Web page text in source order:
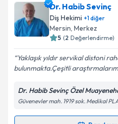
Uzm. Dt. Engin YILDIRAN
oluşturun. Size bu
takvim hazırlandığında e-
Kişisel verilerimin
Metni'ni okudum ve
kapsamda işlenmesini
Dr. Habib Sevinç
Diş Hekimi +1diğer
Mersin, Merkez
5 (2 Değerlendirme)
Yaklaşık yıldır servikal distoni
bulunmakta.Çeşitli
Dr. Habib Sevinç Özel
Güvenevler mah. 1919 sok. Medikal